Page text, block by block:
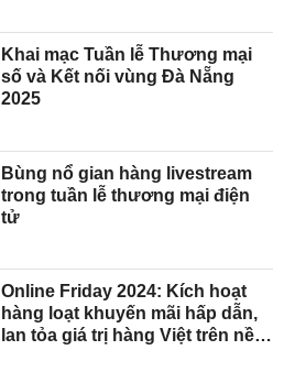
Khai mạc Tuần lễ Thương mại
số và Kết nối vùng Đà Nẵng
2025
Bùng nổ gian hàng livestream
trong tuần lễ thương mại điện
tử
Online Friday 2024: Kích hoạt
hàng loạt khuyến mãi hấp dẫn,
lan tỏa giá trị hàng Việt trên nền